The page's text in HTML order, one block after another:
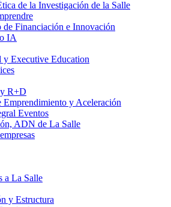
de la Investigación de la Salle
Financiación e Innovación
IA
y Executive Education
R+D
Emprendimiento y Aceleración
Eventos
ADN de La Salle
a La Salle
y Estructura